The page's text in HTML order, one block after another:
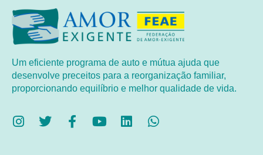
Um eficiente programa de auto e mútua ajuda que
desenvolve preceitos para a reorganização familiar,
proporcionando equilíbrio e melhor qualidade de vida.